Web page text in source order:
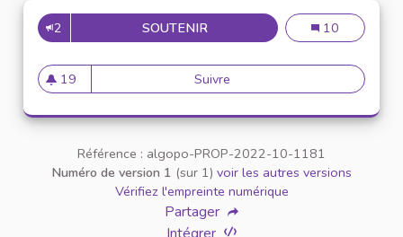
2 SOUTENIRDÉBAT LOCAL SUR LA 5G
Débat local
10
19
19 abonnés
Suivre
Référence : algopo-PROP-2022-10-1181
Numéro de version 1 (sur 1) voir les autres versions
Vérifiez l'empreinte numérique
Partager